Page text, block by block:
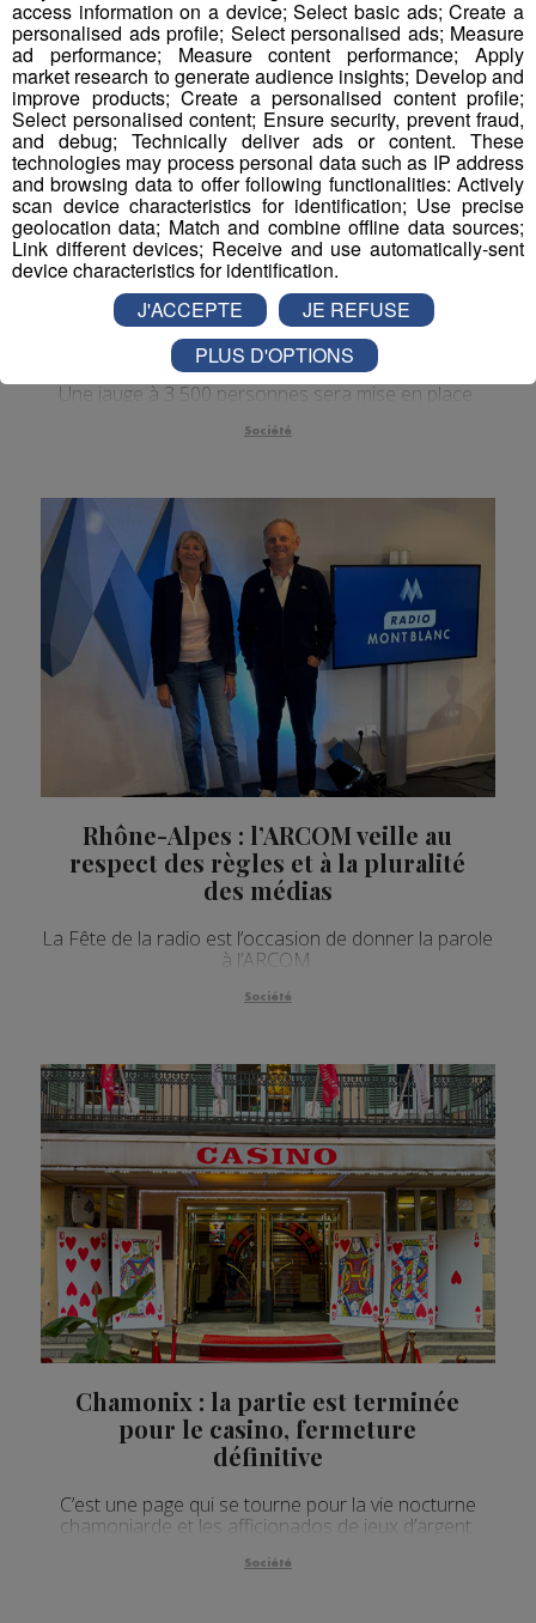
Annecy : la plage de l’Impérial
devient payante cet été
Une jauge à 3 500 personnes sera mise en place.
Société
Rhône-Alpes : l’ARCOM veille au
respect des règles et à la pluralité
des médias
La Fête de la radio est l’occasion de donner la parole
à l’ARCOM.
Société
Chamonix : la partie est terminée
pour le casino, fermeture
définitive
C’est une page qui se tourne pour la vie nocturne
chamoniarde et les afficionados de jeux d’argent.
Société
access information on a device; Select basic ads; Create a
personalised ads profile; Select personalised ads; Measure
ad performance; Measure content performance; Apply
market research to generate audience insights; Develop and
improve products; Create a personalised content profile;
Select personalised content; Ensure security, prevent fraud,
and debug; Technically deliver ads or content. These
technologies may process personal data such as IP address
and browsing data to offer following functionalities: Actively
scan device characteristics for identification; Use precise
geolocation data; Match and combine offline data sources;
Link different devices; Receive and use automatically-sent
device characteristics for identification.
J'ACCEPTE
JE REFUSE
PLUS D'OPTIONS